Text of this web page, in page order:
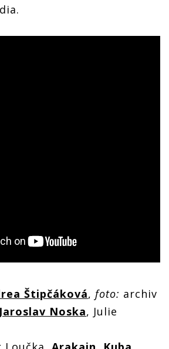
Štipčáková, foto: archiv
Jaroslav Noska, Julie